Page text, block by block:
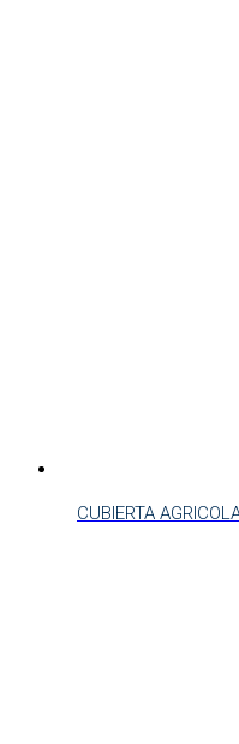
CUBIERTA